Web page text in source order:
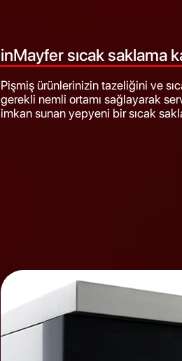
inMayfer sıcak saklama
Pişmiş ürünlerinizin tazeliğini ve
gerekli nemli ortamı sağlayarak
imkan sunan yepyeni bir sıcak